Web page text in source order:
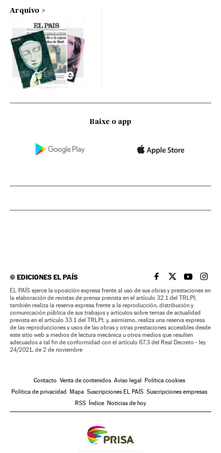
Arquivo
Baixe o app
©EDICIONES EL PAÍS EL PAÍS BRASIL EN
EL PAÍSEL PAÍS
EL
EL PAÍS ejerce la oposición expresa frente al uso de sus obras y prestaciones en
la elaboración de revistas de prensa prevista en el artículo 32.1 del TRLPI;
también realiza la reserva expresa frente a la reproducción, distribución y
comunicación pública de sus trabajos y artículos sobre temas de actualidad
prevista en el artículo 33.1 del TRLPI; y, asimismo, realiza una reserva expresa
de las reproducciones y usos de las obras y otras prestaciones accesibles desde
este sitio web a medios de lectura mecánica u otros medios que resulten
adecuados a tal fin de conformidad con el artículo 67.3 del Real Decreto - ley
24/2021, de 2 de noviembre
Contacto Venta de contenidos Aviso legal Política cookies
Política de privacidad Mapa Suscripciones EL PAÍS Suscripciones empresas
RSS Índice Noticias de hoy